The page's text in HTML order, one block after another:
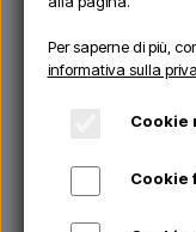
Per saperne di più,
informativa sulla
Cookie
Cookie